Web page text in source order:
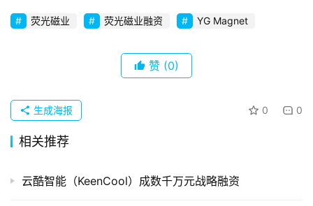
企
业
发
布
购
登录
荧光磁业 荧光磁业融资 YG Magnet
赞 (0)
0 0
生成海报
相关推荐
云酷智能（KeenCool）成数千万元战略融资